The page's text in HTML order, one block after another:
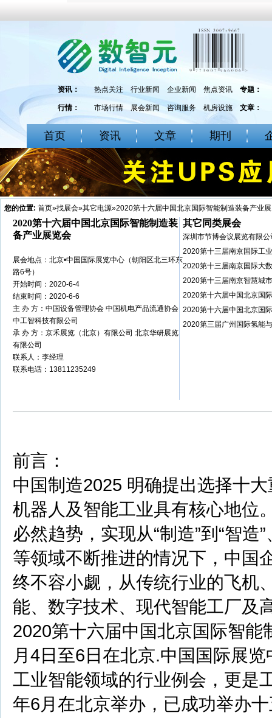
资讯： 热点关注 行业新闻 企业新闻 焦点资讯 专题：
行情： 市场行情 展会新闻 咨询服务 机房设施 文章：
首页 资讯 文章 期刊
您的位置: 首页»找展会»其它电源»2020第十六届中国北京国际智能制造装备产业
2020第十六届中国北京国际智能制造装
备产业展览会
展会地点：北京•中国国际展览中心（朝阳区北三环东
路6号）
开始时间：2020-6-4
结束时间：2020-6-6
主 办 方：中国设备管理协会 中国机电产品流通协会
中工智科技有限公司
承 办 方：京禾展览（北京）有限公司 北京华研展览
有限公司
联系人：李经理
联系电话：13811235249
其它同类展会
深圳市节博会议展览有限公
2020第十三届南京国际工
2020第十三届南京国际大
2020第十三届南京智慧城
2020第十六届中国北京国
2020第十六届中国北京国
2020第三届广州国际氢能
前言：
中国制造2025 明确提出选择十
机器人及智能工业具有核心地位
必然趋势，实现从“制造”到“智造
等领域不断推进的情况下，中国
终不容小觑，从传统行业的飞机
能、数字技术、现代智能工厂及
2020第十六届中国北京国际智
月4日至6日在北京.中国国际展
工业智能领域的行业例会，更是
年6月在北京举办，已成功举办